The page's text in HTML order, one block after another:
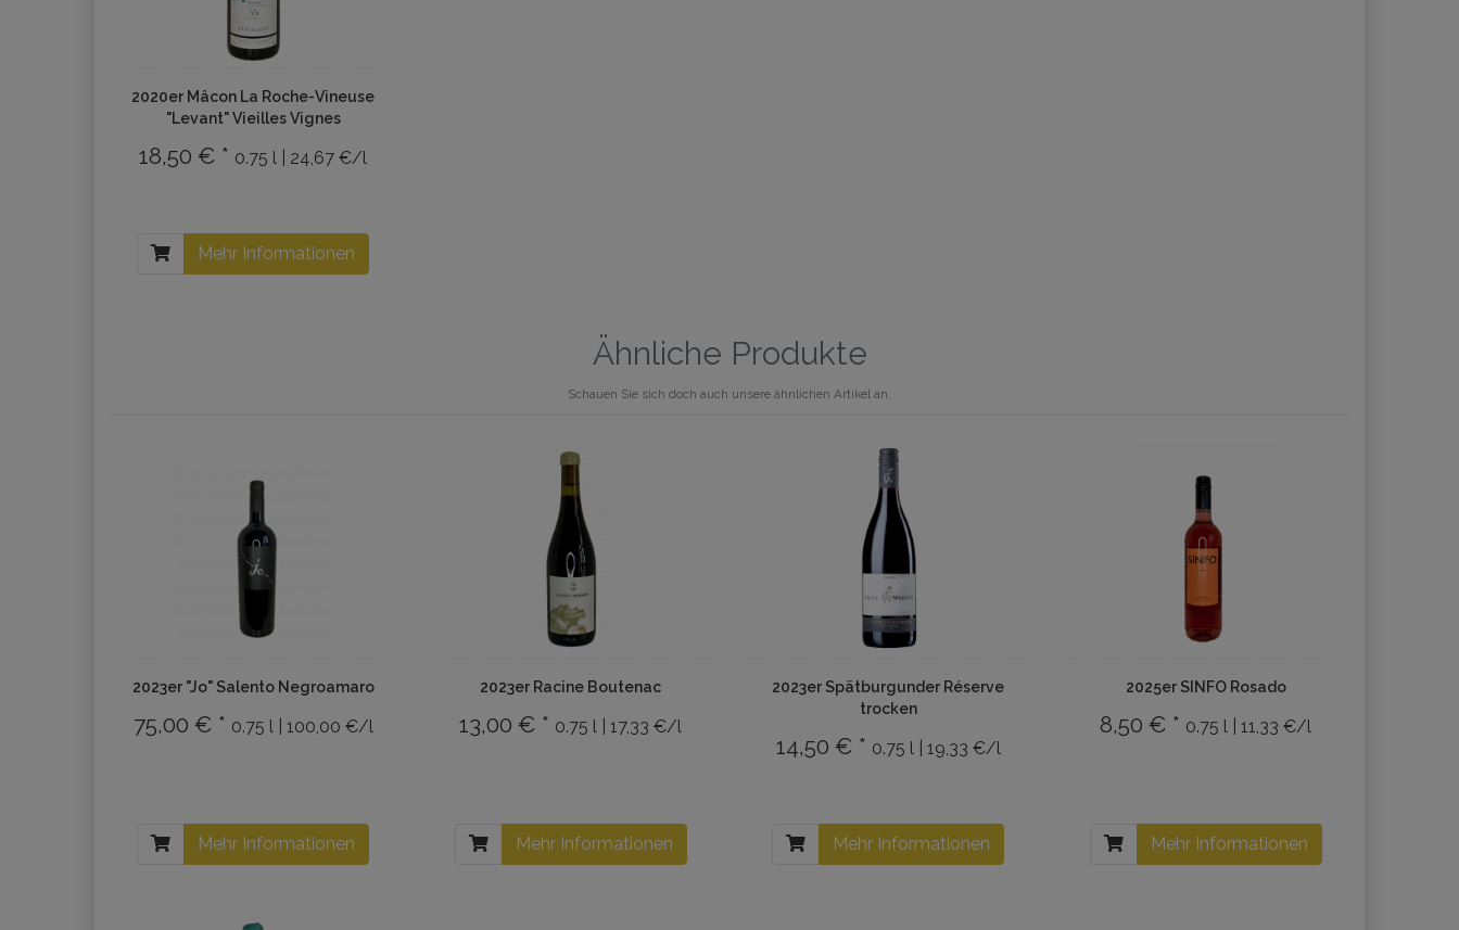
2020er Mâcon La Roche-Vineuse
"Levant" Vieilles Vignes
18,50 € * 0.75 l | 24,67 €/l
Mehr Informationen
Ähnliche Produkte
Schauen Sie sich doch auch unsere ähnlichen Artikel an.
2023er "Jo" Salento Negroamaro
75,00 € * 0.75 l | 100,00 €/l
Mehr Informationen
2023er Racine Boutenac
13,00 € * 0.75 l | 17,33 €/l
Mehr Informationen
2023er Spätburgunder Réserve
trocken
14,50 € * 0.75 l | 19,33 €/l
Mehr Informationen
2025er SINFO Rosado
8,50 € * 0.75 l | 11,33 €/l
Mehr Informationen